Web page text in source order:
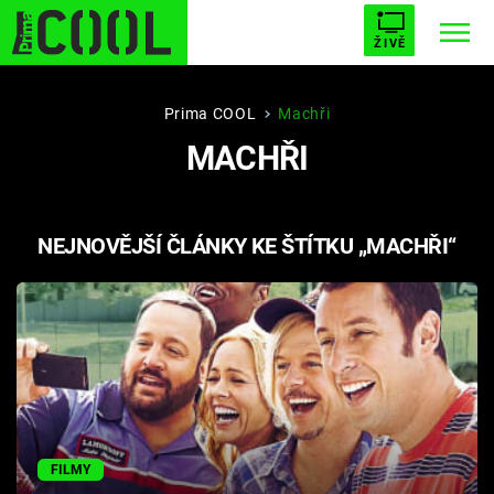
ŽIVĚ
STARHOUSE BUFFY, PŘEMOŽITELKA UPÍRŮ
PLNEJ KOTEL AVENGERS 5
Témata
Filmy
Seriály
Hry
Prima COOL Machři
MACHŘI
NEJNOVĚJŠÍ ČLÁNKY KE ŠTÍTKU „MACHŘI“
FILMY